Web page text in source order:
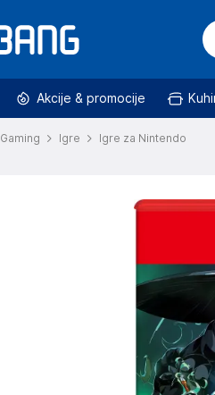
Akcije & promocije
Gaming Igre Igre za Nintendo